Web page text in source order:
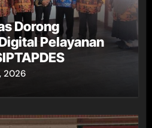
Dorong
Pelayanan
2026